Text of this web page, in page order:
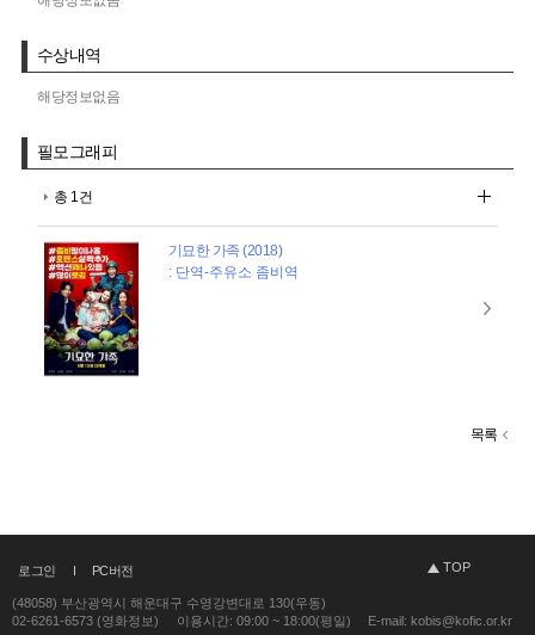
수상내역
해당정보없음
필모그래피
총 1건
기묘한 가족 (2018)
: 단역-주유소 좀비역
목록
로그인 PC버전 TOP
(48058) 부산광역시 해운대구 수영강변대로 130(우동)
02-6261-6573 (영화정보)
이용시간: 09:00 ~ 18:00(평일) E-mail: kobis@kofic.or.kr